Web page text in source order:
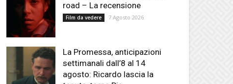
road – La recensione
Film da vedere 7 Agosto 2026
La Promessa, anticipazioni
settimanali dall’8 al 14
agosto: Ricardo lascia la